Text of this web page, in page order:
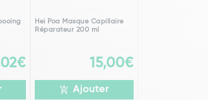
Hei Poa Masque Capillaire
Réparateur 200 ml
15,00€
Ajouter